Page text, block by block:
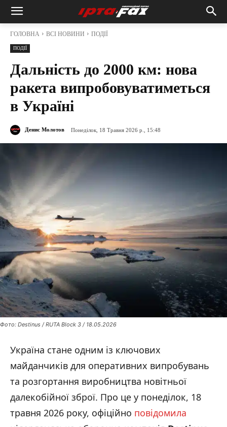
ГОЛОВНА ВСІ НОВИНИ ПОДІЇ
ПОДІЇ
Дальність до 2000 км: нова
ракета випробовуватиметься
в Україні
Денис Молотов Понеділок, 18 Травня 2026 р., 15:48
Фото: Destinus / RUTA Block 3 / 18.05.2026
Україна стане одним із ключових
майданчиків для оперативних випробувань
та розгортання виробництва новітньої
далекобійної зброї. Про це у понеділок, 18
травня 2026 року, офіційно повідомила